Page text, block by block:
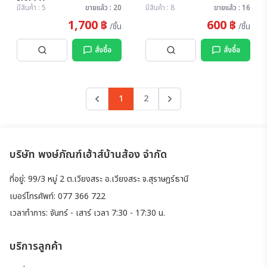
มีสินค้า : 5 ขายแล้ว : 20
1,700 ฿ /ชิ้น
สั่งซื้อ
มีสินค้า : 8 ขายแล้ว : 16
600 ฿ /ชิ้น
สั่งซื้อ
Previous
1 2 Next
บริษัท พงษ์ภัณฑ์เฮ้าส์บ้านส้อง จำกัด
ที่อยู่: 99/3 หมู่ 2 ต.เวียงสระ อ.เวียงสระ จ.สุราษฎร์ธานี
เบอร์โทรศัพท์: 077 366 722
เวลาทำการ: จันทร์ - เสาร์ เวลา 7:30 - 17:30 น.
บริการลูกค้า